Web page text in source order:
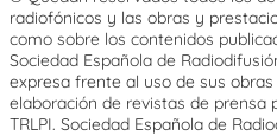
radiofónicos y las obras y
como sobre los contenidos
Sociedad Española de
expresa frente al uso de sus
elaboración de revistas de prensa
TRLPI. Sociedad Española de